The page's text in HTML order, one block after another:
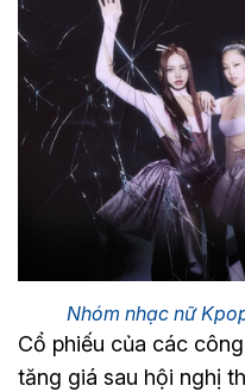
Nhóm nhạc nữ
Cổ phiếu của các
tăng giá sau hội nghị